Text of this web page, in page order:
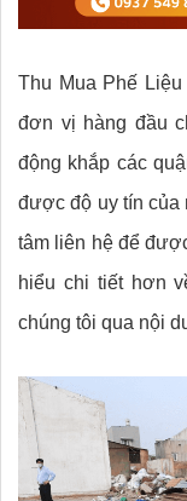
Thu Mua Phế
đơn vị hàng đầu
động khắp các
được độ uy tín của
tâm liên hệ để
hiểu chi tiết hơn
chúng tôi qua nội